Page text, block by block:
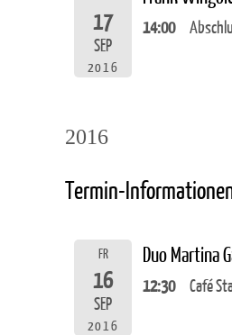
17
SEP
2016
14:00
2016
Termin-
FR
16
SEP
2016
Duo Martina
12:30 Café